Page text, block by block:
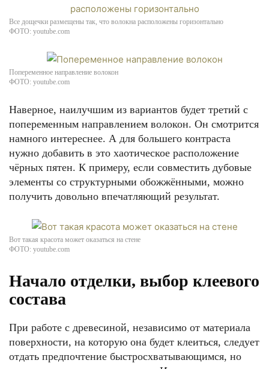
Все дощечки размещены так, что волокна расположены горизонтально
ФОТО: youtube.com
Попеременное направление волокон
ФОТО: youtube.com
Наверное, наилучшим из вариантов будет третий с
попеременным направлением волокон. Он смотрится
намного интереснее. А для большего контраста
нужно добавить в это хаотическое расположение
чёрных пятен. К примеру, если совместить дубовые
элементы со структурными обожжёнными, можно
получить довольно впечатляющий результат.
Вот такая красота может оказаться на стене
ФОТО: youtube.com
Начало отделки, выбор клеевого
состава
При работе с древесиной, независимо от материала
поверхности, на которую она будет клеиться, следует
отдать предпочтение быстросхватывающимся, но